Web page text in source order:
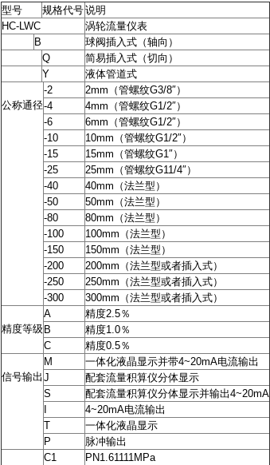
型号
规格代号说明
HC-LWC
涡轮流量仪表
B
球阀插入式（轴向）
Q
简易插入式（切向）
Y
液体管道式
公称通径
-2 2mm（管螺纹G3/8″）
-4
4mm（管螺纹G1/2″）
-6
6mm（管螺纹G1/2″）
-10
10mm（管螺纹G1/2″）
-15
15mm（管螺纹G1″）
-25
25mm（管螺纹G11/4″）
-40
40mm（法兰型 ）
-50
50mm（法兰型 ）
-80
80mm（法兰型 ）
-100
100mm（法兰型 ）
-150
150mm（法兰型 ）
-200
200mm（法兰型或者插入式）
-250
250mm（法兰型或者插入式）
-300
300mm（法兰型或者插入式）
精度等级
A
精度2.5％
B
精度1.0％
C
精度0.5％
信号输出
M 一体化液晶显示并带4~20mA电流输出
J
配套流量积算仪分体显示
S
配套流量积算仪分体显示并输出4~20mA
4~20mA电流输出
T
一体化液晶显示
P
脉冲输出
C1
PN1.61111MPa